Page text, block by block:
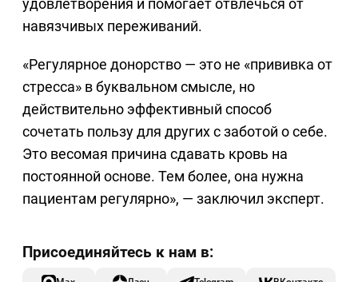
навязчивых переживаний.
«Регулярное донорство — это не «прививка от
стресса» в буквальном смысле, но
действительно эффективный способ
сочетать пользу для других с заботой о себе.
Это весомая причина сдавать кровь на
постоянной основе. Тем более, она нужна
пациентам регулярно», — заключил эксперт.